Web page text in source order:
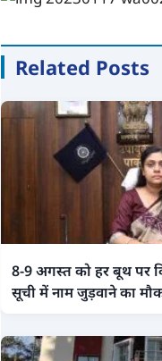
Related Posts
8-9 अगस्त को हर बूथ पर
सूची में नाम जुड़वाने का